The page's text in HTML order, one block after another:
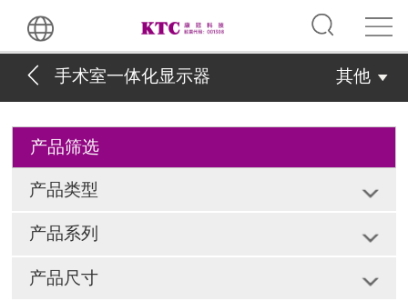
手术室一体化显示器 其他
产品筛选
产品类型
产品系列
产品尺寸